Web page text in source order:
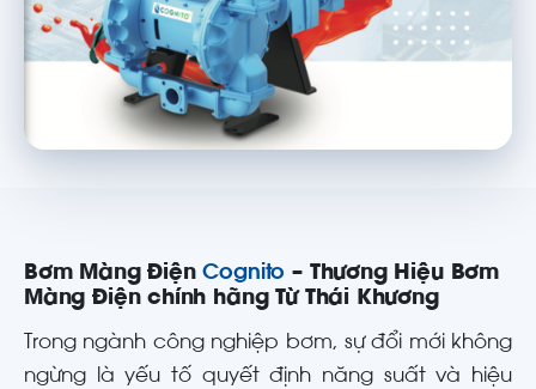
Bơm Màng ĐiệnCognito – Thương Hiệu Bơm
Màng Điện chính hãng Từ Thái Khương
Trong ngành công nghiệp bơm, sự đổi mới không
ngừng là yếu tố quyết định năng suất và hiệu